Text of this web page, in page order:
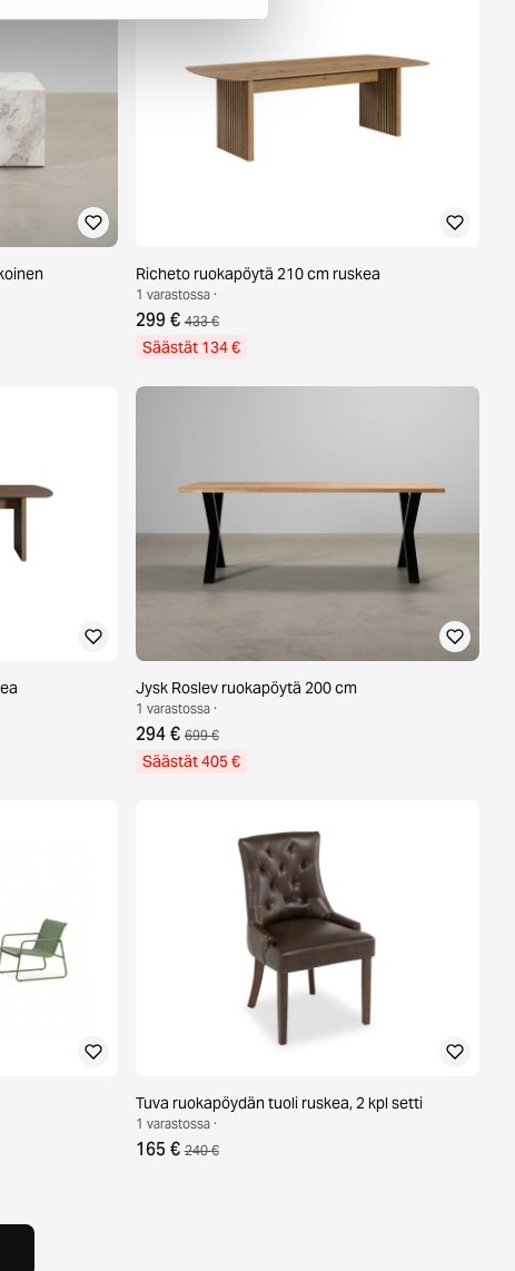
Richeto ruokapöytä 210 cm ruskea
1 varastossa ·
299 € 433 €
Säästät 134 €
Jysk Roslev ruokapöytä 200 cm
1 varastossa ·
294 € 699 €
Säästät 405 €
Tuva ruokapöydän tuoli ruskea, 2 kpl setti
1 varastossa ·
165 € 240 €